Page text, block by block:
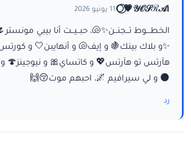
ا𝒴𝒪𝒮ℛ𝒜💗⃝🌕 11 يونيو 2026
الخطـــوط تــجنــن✨🐚، حبــيــت أنا بيبي
✨و بلاك بينك🍇 و إيف🐚 و أنهايبن🤍 و
هآرتس تو هآرتس💖 و كاتساي🎀 و نيوجينز🍄
🌑 و لي سيرافيم 🌌، احبهم موت😚🙌
رد